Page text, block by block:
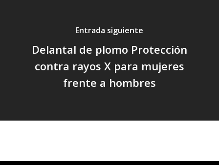
Entrada siguiente
Delantal de plomo Protección
contra rayos X para mujeres
frente a hombres